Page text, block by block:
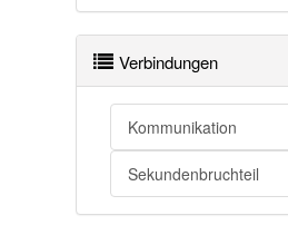
Verbindungen
Kommunikation
Sekundenbruchteil